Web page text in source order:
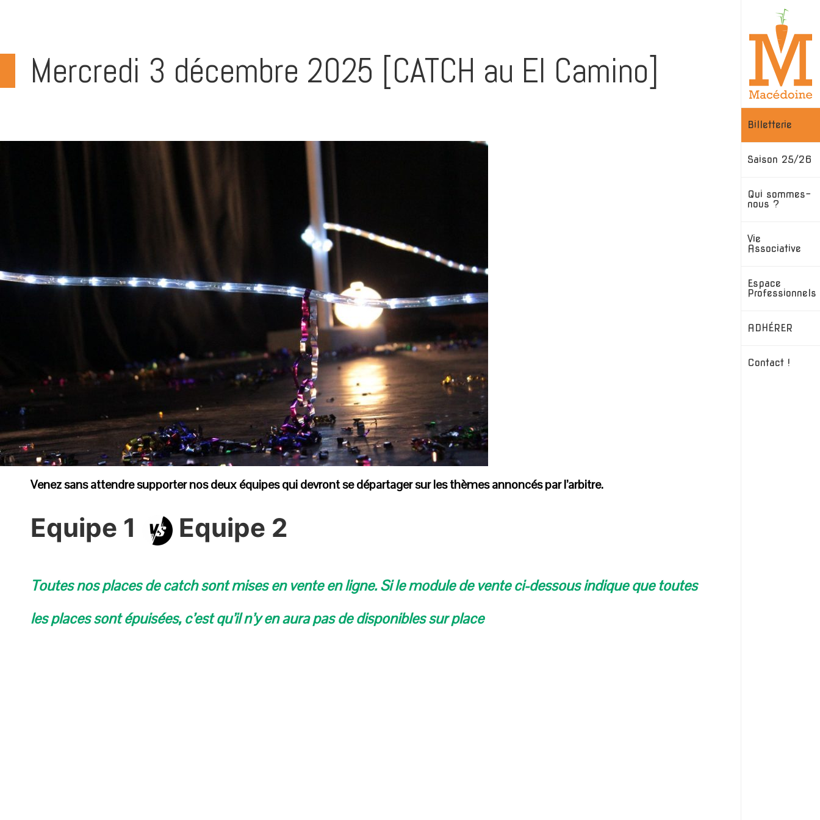
Billetterie
Saison 25/26
Qui sommes-
nous ?
Vie
Associative
Espace
Professionnels
ADHÉRER
Contact !
Mercredi 3 décembre 2025 [CATCH au El Camino]
Venez sans attendre supporter nos deux équipes qui devront se départager sur les thèmes annoncés par l’arbitre.
Equipe 1 Equipe 2
Toutes nos places de catch sont mises en vente en ligne. Si le module de vente ci-dessous indique que toutes
les places sont épuisées, c’est qu’il n’y en aura pas de disponibles sur place